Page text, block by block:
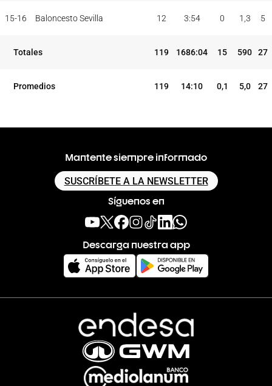
15-16 Baloncesto Sevilla 12 3:54 0 1,3 5
Totales 119 1686:04 15 590 27
Promedios 119 14:10 0,1 5,0 27
Mantente siempre informado
SUSCRÍBETE A LA NEWSLETTER
Síguenos en
Descarga nuestra app